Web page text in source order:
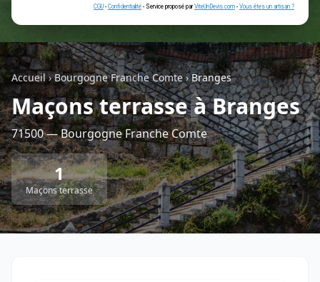
Géolocalisez-moi automatiquement !
Retour à la liste des métiers
CGU-Confidentialité- Service proposé parViteUnDevis.com-Vous
Accueil›Bourgogne Franche Comte›Branges
Maçons terrasse à Branges
71500 — Bourgogne Franche Comte
1
Maçons terrasse